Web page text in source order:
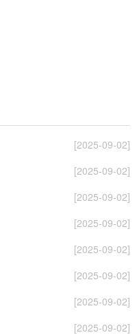
[2025-09-02]
[2025-09-02]
[2025-09-02]
[2025-09-02]
[2025-09-02]
[2025-09-02]
[2025-09-02]
[2025-09-02]